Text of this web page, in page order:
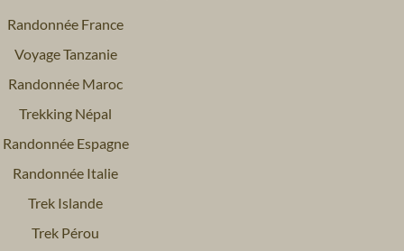
Randonnée France
Voyage Tanzanie
Randonnée Maroc
Trekking Népal
Randonnée Espagne
Randonnée Italie
Trek Islande
Trek Pérou